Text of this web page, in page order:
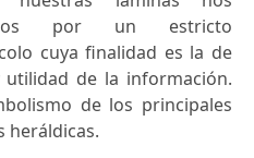
por un estricto
cuya finalidad es la de
de la información.
de los principales
heráldicas.